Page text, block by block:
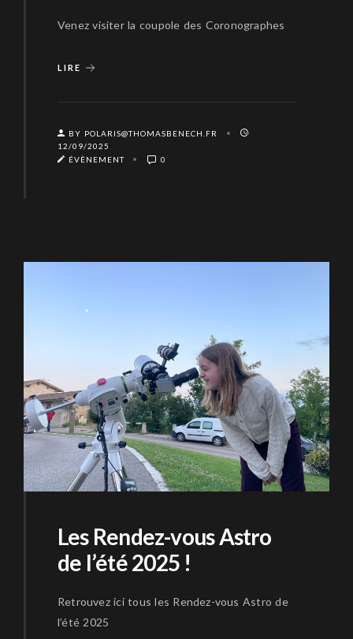
Venez visiter la coupole des Coronographes
LIRE
BY POLARIS@THOMASBENECH.FR
12/09/2025
ÉVÈNEMENT
0
Les Rendez-vous Astro
de l’été 2025 !
Retrouvez ici tous les Rendez-vous Astro de
l’été 2025